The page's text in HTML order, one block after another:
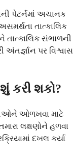
પેટર્નમાં અચાનક
તાત્કાલિક
સંભાળની
પર વિશ્વાસ
કરી શકો?
ઓળખવા માટે
લક્ષણોને હળવા
દખલ કર્યા